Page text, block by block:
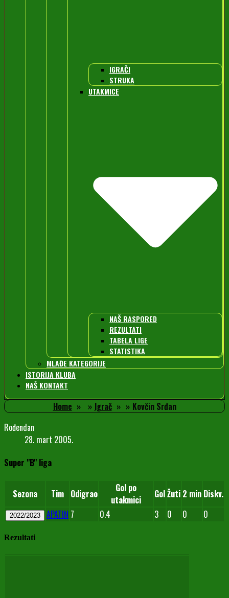
IGRAČI
STRUKA
UTAKMICE
NAŠ RASPORED
REZULTATI
TABELA LIGE
STATISTIKA
MLAĐE KATEGORIJE
ISTORIJA KLUBA
NAŠ KONTAKT
Home Igrač
Kovčin Srđan
Rođendan
28. mart 2005.
Super "B" liga
Sezona Tim Odigrao
Gol po
utakmici
GolŽuti 2 min Diskv.
2022/2023 APATIN 7 0.4 3 0 0 0
Rezultati